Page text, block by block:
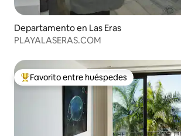
Departamento en Las Eras
PLAYALASERAS.COM
De los mejores en Favorito entre huéspedes
Favorito entre huéspedes